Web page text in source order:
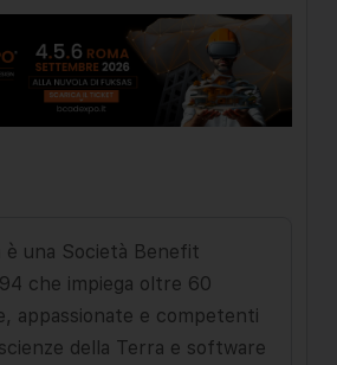
è una Società Benefit
che impiega oltre 60
appassionate e competenti
della Terra e software